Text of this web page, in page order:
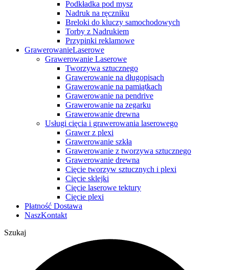
Podkładka pod mysz
Nadruk na ręczniku
Breloki do kluczy samochodowych
Torby z Nadrukiem
Przypinki reklamowe
GrawerowanieLaserowe
Grawerowanie Laserowe
Tworzywa sztucznego
Grawerowanie na długopisach
Grawerowanie na pamiątkach
Grawerowanie na pendrive
Grawerowanie na zegarku
Grawerowanie drewna
Usługi cięcia i grawerowania laserowego
Grawer z plexi
Grawerowanie szkła
Grawerowanie z tworzywa sztucznego
Grawerowanie drewna
Cięcie tworzyw sztucznych i plexi
Cięcie sklejki
Cięcie laserowe tektury
Cięcie plexi
Płatność Dostawa
NaszKontakt
Szukaj